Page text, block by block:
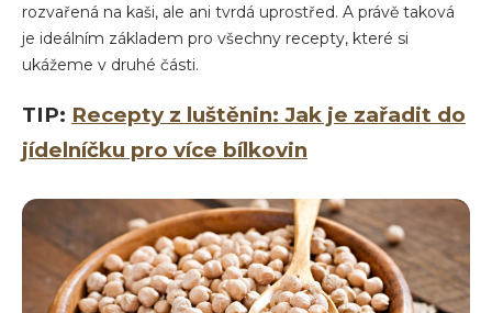
rozvařená na kaši, ale ani tvrdá uprostřed. A právě taková
je ideálním základem pro všechny recepty, které si
ukážeme v druhé části.
TIP: Recepty z luštěnin: Jak je zařadit do
jídelníčku pro více bílkovin